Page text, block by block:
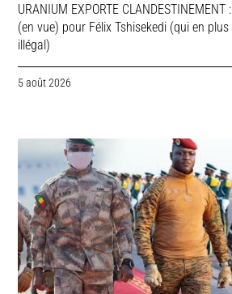
URANIUM EXPORTE
(en vue) pour Félix Tshisekedi (qui en
illégal)
5 août 2026